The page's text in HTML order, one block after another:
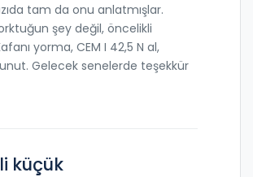
tam da onu anlatmışlar.
şey değil, öncelikli
yorma, CEM I 42,5 N al,
Gelecek senelerde teşekkür
küçük